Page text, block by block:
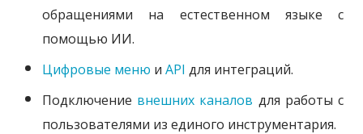
обращениями на естественном языке с
помощью ИИ.
Цифровые меню и API для интеграций.
Подключение внешних каналов для работы с
пользователями из единого инструментария.